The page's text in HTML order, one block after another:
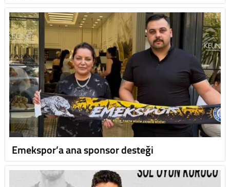
Emekspor’a ana sponsor desteği